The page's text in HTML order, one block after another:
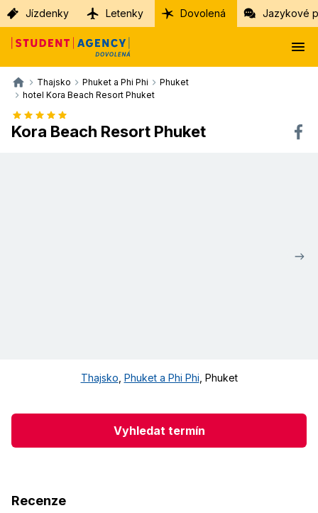
Jízdenky Letenky Dovolená Jazykové
Thajsko Phuket a Phi Phi
Phuket
hotel Kora Beach Resort Phuket
Kora Beach Resort Phuket
Thajsko Phuket a Phi Phi Phuket
Vyhledat termín
Recenze